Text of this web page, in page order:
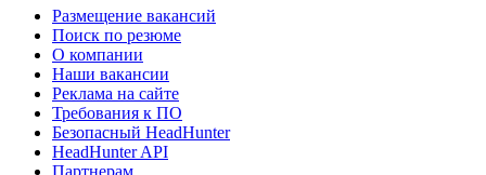
Размещение вакансий
Поиск по резюме
О компании
Наши вакансии
Реклама на сайте
Требования к ПО
Безопасный HeadHunter
HeadHunter API
Партнерам